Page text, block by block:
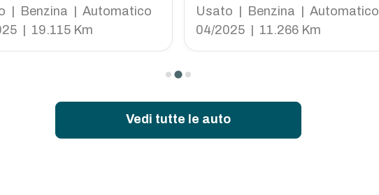
| Benzina | Automatico
| 19.115 Km
Usato | Benzina | Automatico
04/2025 | 11.266 Km
Vedi tutte le auto